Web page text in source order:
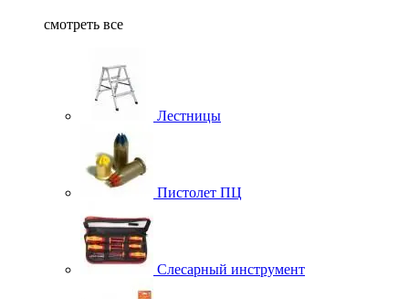
смотреть все
Лестницы
Пистолет ПЦ
Слесарный инструмент